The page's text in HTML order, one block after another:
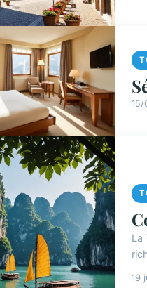
15/
La
19